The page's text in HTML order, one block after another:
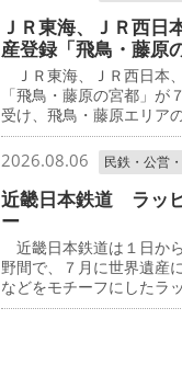
ＪＲ東海、ＪＲ西
産登録「飛鳥・藤原
ＪＲ東海、ＪＲ西日本
「飛鳥・藤原の宮都」
受け、飛鳥・藤原エリア
2026.08.06 民鉄・公営
近畿日本鉄道 ラッ
ー
近畿日本鉄道は１日か
野間で、７月に世界遺産
などをモチーフにしたラ